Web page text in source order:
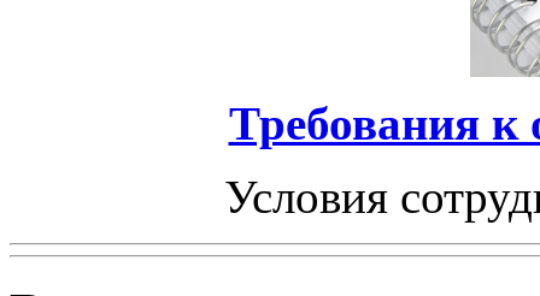
Требования к
Условия